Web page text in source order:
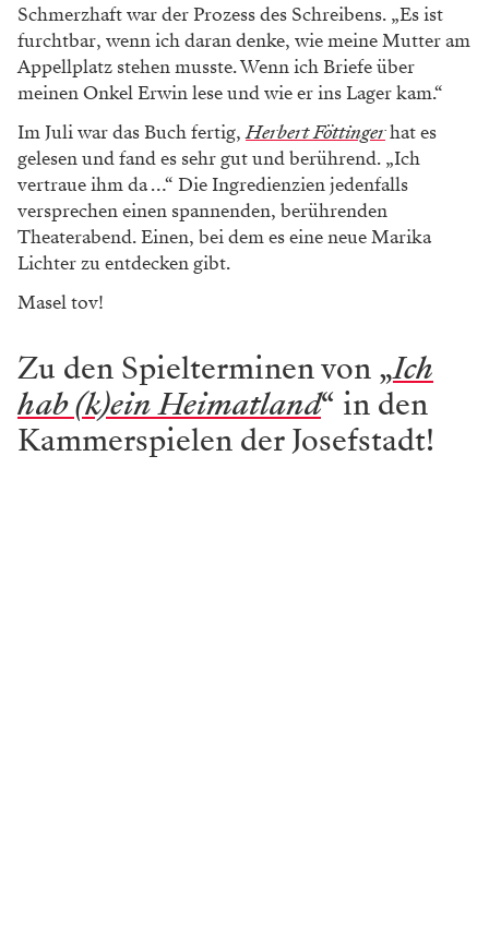
Schmerzhaft war der Prozess des Schreibens. „Es ist
furchtbar, wenn ich daran denke, wie meine Mutter am
Appellplatz stehen musste. Wenn ich Briefe über
meinen Onkel Erwin lese und wie er ins Lager kam.“
Im Juli war das Buch fertig,Herbert Föttingerhat es
gelesen und fand es sehr gut und berührend. „Ich
vertraue ihm da …“ Die Ingredienzien jedenfalls
versprechen einen spannenden, berührenden
Theaterabend. Einen, bei dem es eine neue Marika
Lichter zu entdecken gibt.
Masel tov!
Zu den Spielterminen von „Ich
hab (k)ein Heimatland“ in den
Kammerspielen der Josefstadt!